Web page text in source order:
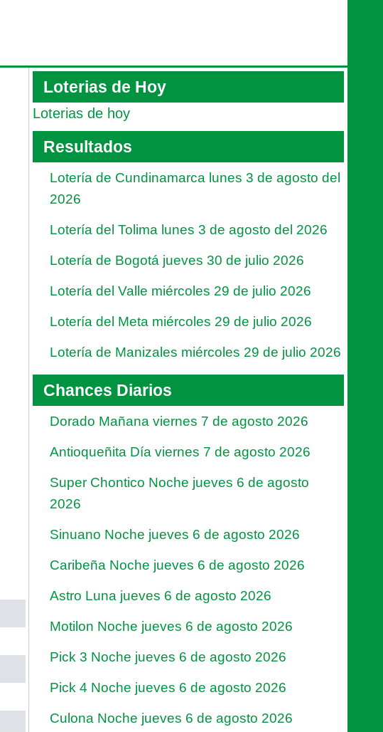
Loterias de Hoy
Loterias de hoy
Resultados
Lotería de Cundinamarca lunes 3 de agosto del
2026
Lotería del Tolima lunes 3 de agosto del 2026
Lotería de Bogotá jueves 30 de julio 2026
Lotería del Valle miércoles 29 de julio 2026
Lotería del Meta miércoles 29 de julio 2026
Lotería de Manizales miércoles 29 de julio 2026
Chances Diarios
Dorado Mañana viernes 7 de agosto 2026
Antioqueñita Día viernes 7 de agosto 2026
Super Chontico Noche jueves 6 de agosto
2026
Sinuano Noche jueves 6 de agosto 2026
Caribeña Noche jueves 6 de agosto 2026
Astro Luna jueves 6 de agosto 2026
Motilon Noche jueves 6 de agosto 2026
Pick 3 Noche jueves 6 de agosto 2026
Pick 4 Noche jueves 6 de agosto 2026
Culona Noche jueves 6 de agosto 2026